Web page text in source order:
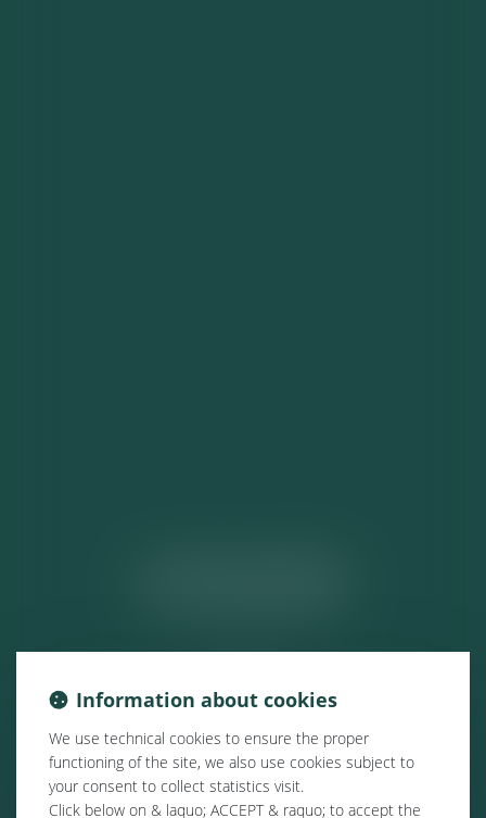
Information about cookies
We use technical cookies to ensure the proper
functioning of the site, we also use cookies subject to
your consent to collect statistics visit.
Click below on & laquo; ACCEPT & raquo; to accept the